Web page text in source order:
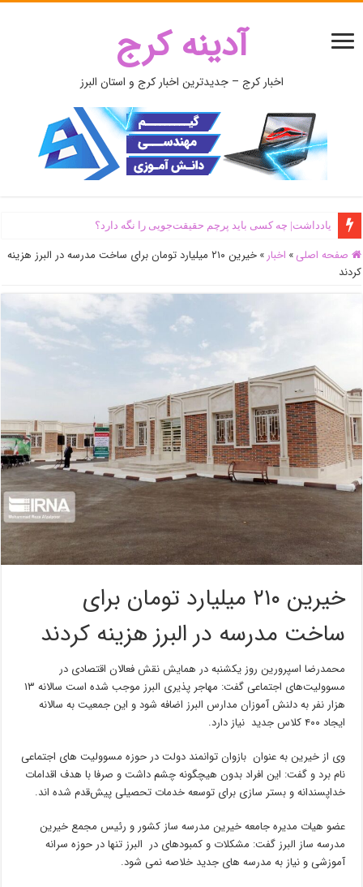
آدینه کرج
اخبار کرج – جدیدترین اخبار کرج و استان البرز
یادداشت| ‌چه کسی باید پرچم حقیقت‌جویی را نگه دارد؟
صفحه اصلی » اخبار »
خیرین ۲۱۰ میلیارد تومان برای ساخت مدرسه در البرز هزینه
کردند
خیرین ۲۱۰ میلیارد تومان برای
ساخت مدرسه در البرز هزینه کردند
محمدرضا اسپرورین روز یکشنبه در همایش نقش فعالان اقتصادی در
مسوولیت‌های اجتماعی گفت: مهاجر پذیری البرز موجب شده است سالانه ۱۳
هزار نفر به دلنش آموزان مدارس البرز اضافه شود و این جمعیت به سالانه
ایجاد ۴۰۰ کلاس جدید نیاز دارد.
وی از خیرین به عنوان بازوان توانمند دولت در حوزه مسوولیت های اجتماعی
نام برد و گفت: این افراد بدون هیچگونه چشم داشت و صرفا با هدف اقدامات
خداپسندانه و بستر سازی برای توسعه خدمات تحصیلی پیش‌قدم شده اند.
عضو هیات مدیره جامعه خیرین مدرسه ساز کشور و رئیس مجمع خیرین
مدرسه ساز البرز گفت: مشکلات و کمبودهای در البرز تنها در حوزه سرانه
آموزشی و نیاز به مدرسه های جدید خلاصه نمی شود.